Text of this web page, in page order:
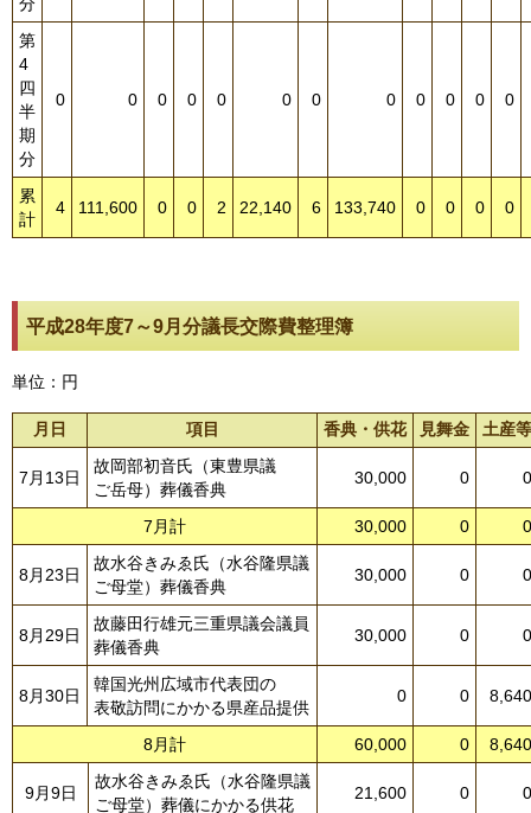
第
4
四
半
期
分
0 0 0 0 0 0 0 0 0 0 0 0
累
計
4 111,600 0 0 2 22,140 6 133,740 0 0 0 0
平成28年度7～9月分議長交際費整理簿
単位：円
月日 項目 香典・供花 見舞金 土産等
7月13日
故岡部初音氏（東豊県議
ご岳母）葬儀香典
30,000 0 0
7月計 30,000 0 0
8月23日
故水谷きみゑ氏（水谷隆県議
ご母堂）葬儀香典
30,000 0 0
8月29日
故藤田行雄元三重県議会議員
葬儀香典
30,000 0 0
8月30日
韓国光州広域市代表団の
表敬訪問にかかる県産品提供
0 0 8,640
8月計 60,000 0 8,640
9月9日
故水谷きみゑ氏（水谷隆県議
ご母堂）葬儀にかかる供花
21,600 0 0